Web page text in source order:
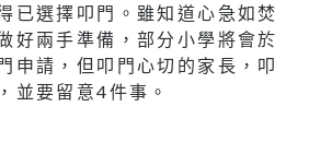
已選擇叩門。雖知道心急如焚
好兩手準備，部分小學將會於
申請，但叩門心切的家長，叩
並要留意4件事。